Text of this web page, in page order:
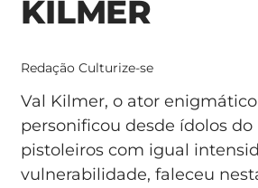
KILMER
Redação Culturize-se
Val Kilmer, o ator
personificou desde ídolos do
pistoleiros com igual
vulnerabilidade, faleceu